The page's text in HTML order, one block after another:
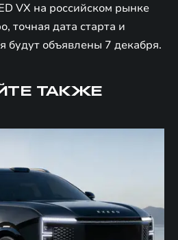
VX на российском рынке
точная дата старта и
будут объявлены 7 декабря.
ТАКЖЕ